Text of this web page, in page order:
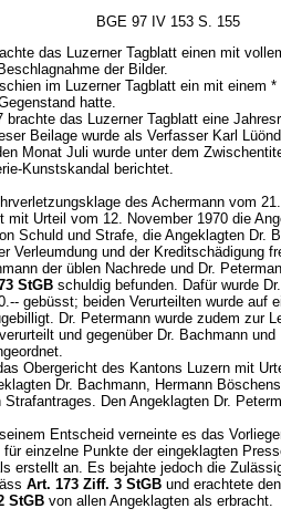
BGE 97 IV 153 S. 155
das Luzerner Tagblatt einen mit
der Bilder.
im Luzerner Tagblatt ein mit einem
hatte.
brachte das Luzerner Tagblatt eine
Beilage wurde als Verfasser Karl
Monat Juli wurde unter dem
Kunstskandal berichtet.
des Achermann vom
mit Urteil vom 12. November 1970 die
Schuld und Strafe, die Angeklagten Dr.
Verleumdung und der Kreditschädigung
der üblen Nachrede und Dr.
StGB schuldig befunden. Dafür wurde
gebüsst; beiden Verurteilten wurde auf
Dr. Petermann wurde zudem zur
und gegenüber Dr. Bachmann
Obergericht des Kantons Luzern mit
Dr. Bachmann, Hermann
Strafantrages. Den Angeklagten Dr.
Entscheid verneinte es das
für einzelne Punkte der eingeklagten
erstellt an. Es bejahte jedoch die
Art. 173 Ziff. 3 StGB und erachtete
StGB von allen Angeklagten als erbracht.